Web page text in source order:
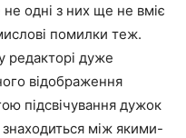
не одні з них ще не вміє
помилки теж.
редакторі дуже
відображення
підсвічування дужок
між якими-